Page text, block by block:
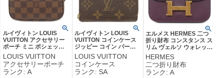
ルイヴィトン LOUIS
VUITTON アクセサリー
ポーチ ミニ ポシェット
アクセソワール ダミエキ
ャンバス ダミエエベヌ
茶 ポーチ N58009
SF1212 【中古】中古美
LOUIS VUITTON
アクセサリーポーチ
ランク: A
ルイヴィトン LOUIS
VUITTON コインケース
ジッピー コイン パース
モノグラムキャンバス モ
ノグラム ゴールド金具
小銭入れ コンパクト財布
M60067 SN0149 【箱】
LOUIS VUITTON
コインケース
ランク: SA
エルメス HERMES 二つ
折り財布 コンスタンス ス
リム ヴェルソ ウォレット
エバーカラー カシス×ブ
ルーロイヤル ゴールド金
具 U 【中古】中古美品
HERMES
二つ折り財布
ランク: A